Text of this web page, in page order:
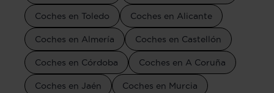
Coches en Toledo Coches en Alicante
Coches en Almería Coches en Castellón
Coches en Córdoba Coches en A Coruña
Coches en Jaén Coches en Murcia